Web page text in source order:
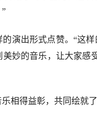
演出形式点赞。“这
妙的音乐，让大家感
相得益彰，共同绘就